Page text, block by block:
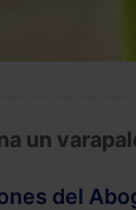
un
del